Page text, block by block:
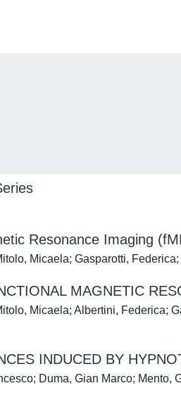
Resonance Imaging
Micaela; Gasparotti,
MAGNETIC
Micaela; Albertini, Federica;
INDUCED BY
Duma, Gian Marco; Mento,